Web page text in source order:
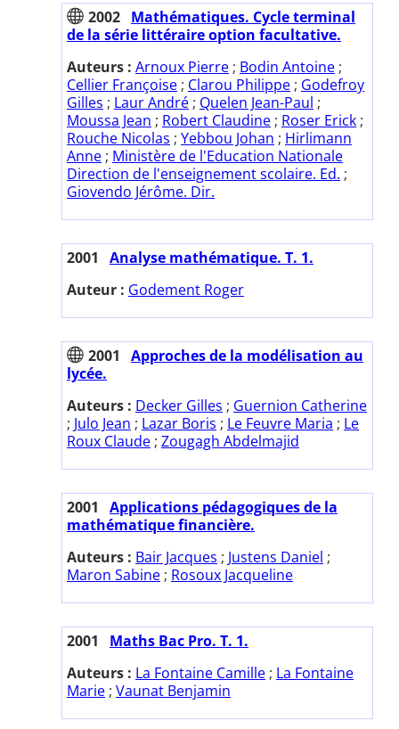
2002 Mathématiques. Cycle terminal
de la série littéraire option facultative.
Auteurs : Arnoux Pierre ; Bodin Antoine ;
Cellier Françoise ; Clarou Philippe ; Godefroy
Gilles ; Laur André ; Quelen Jean-Paul ;
Moussa Jean ; Robert Claudine ; Roser Erick ;
Rouche Nicolas ; Yebbou Johan ; Hirlimann
Anne ; Ministère de l'Education Nationale
Direction de l'enseignement scolaire. Ed. ;
Giovendo Jérôme. Dir.
2001
Analyse mathématique. T. 1.
Auteur : Godement Roger
2001
Approches de la modélisation au
lycée.
Auteurs : Decker Gilles ; Guernion Catherine
; Julo Jean ; Lazar Boris ; Le Feuvre Maria ; Le
Roux Claude ; Zougagh Abdelmajid
2001
Applications pédagogiques de la
mathématique financière.
Auteurs : Bair Jacques ; Justens Daniel ;
Maron Sabine ; Rosoux Jacqueline
2001
Maths Bac Pro. T. 1.
Auteurs : La Fontaine Camille ; La Fontaine
Marie ; Vaunat Benjamin